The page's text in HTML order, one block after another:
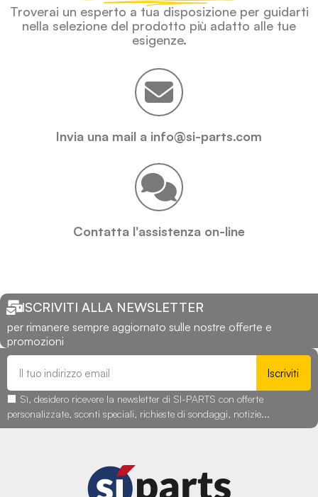
Troverai un esperto a tua disposizione per guidarti
nella selezione del prodotto più adatto alle tue
esigenze.
Invia una mail a info@si-parts.com
Contatta l'assistenza on-line
ISCRIVITI ALLA NEWSLETTER
per rimanere sempre aggiornato sulle nostre offerte e
promozioni
Iscriviti
Sì, desidero ricevere la newsletter di SI-PARTS con offerte
personalizzate, sconti speciali, richieste di sondaggi, notizie...